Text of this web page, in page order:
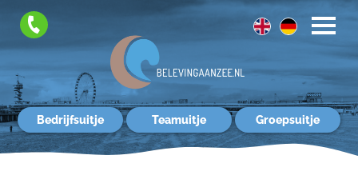
Bedrijfsuitje Teamuitje Groepsuitje